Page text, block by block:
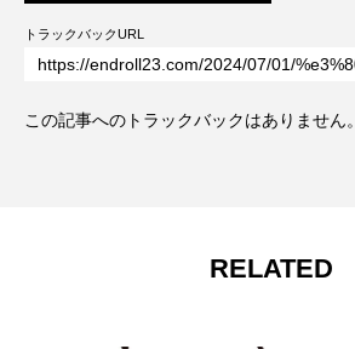
トラックバックURL
この記事へのトラックバックはありません。
RELATED